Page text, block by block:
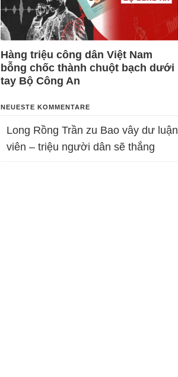
Hàng triệu công dân Việt Nam
bỗng chốc thành chuột bạch dưới
tay Bộ Công An
NEUESTE KOMMENTARE
Long Rồng Trần zu Bao vây dư luận
viên – triệu người dân sẽ thắng